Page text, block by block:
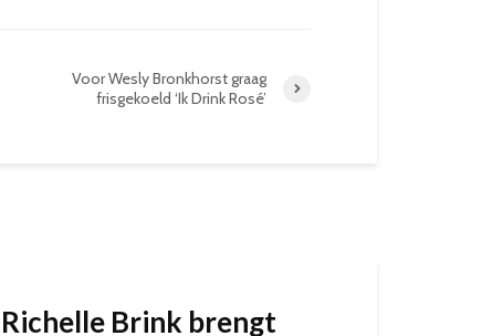
Voor Wesly Bronkhorst graag
frisgekoeld ‘Ik Drink Rosé’
Richelle Brink brengt